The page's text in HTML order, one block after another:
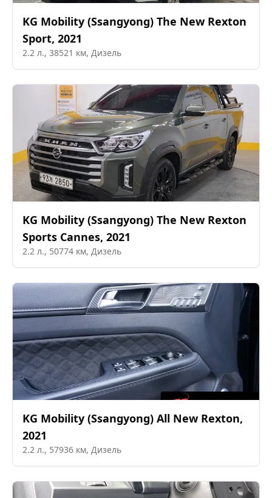
KG Mobility (Ssangyong) The New Rexton
Sport, 2021
2.2 л., 38521 км, Дизель
KG Mobility (Ssangyong) The New Rexton
Sports Cannes, 2021
2.2 л., 50774 км, Дизель
KG Mobility (Ssangyong) All New Rexton,
2021
2.2 л., 57936 км, Дизель